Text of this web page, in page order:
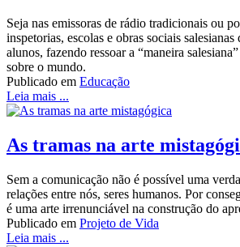
Seja nas emissoras de rádio tradicionais ou
inspetorias, escolas e obras sociais
alunos, fazendo ressoar a “maneira
sobre o mundo.
Publicado em Educação
Leia mais ...
As tramas na arte
Sem a comunicação não é possível uma
relações entre nós, seres humanos. Por
é uma arte irrenunciável na construção do
Publicado em Projeto de Vida
Leia mais ...